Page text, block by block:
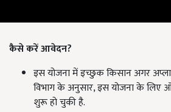
कैसे करें आवेदन?
इस योजना में इच्छुक किसान अगर
विभाग के अनुसार, इस योजना के लिए
शुरू हो चुकी है.